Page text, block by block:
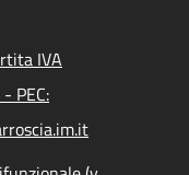
IVA
PEC: